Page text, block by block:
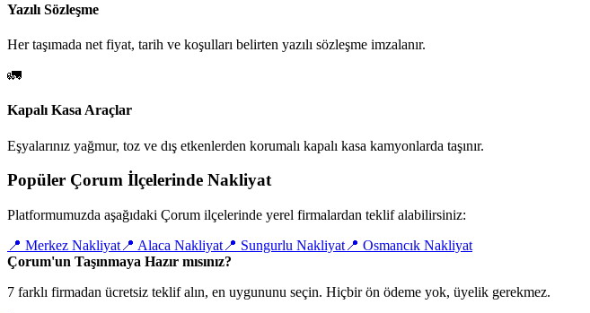
Yazılı Sözleşme
Her taşımada net fiyat, tarih ve koşulları belirten yazılı sözleşme imzalanır.
🚛
Kapalı Kasa Araçlar
Eşyalarınız yağmur, toz ve dış etkenlerden korumalı kapalı kasa kamyonlarda taşınır.
Popüler Çorum İlçelerinde Nakliyat
Platformumuzda aşağıdaki Çorum ilçelerinde yerel firmalardan teklif alabilirsiniz:
📍 Merkez Nakliyat 📍 Alaca Nakliyat 📍 Sungurlu Nakliyat 📍 Osmancık Nakliyat
Çorum'un Taşınmaya Hazır mısınız?
7 farklı firmadan ücretsiz teklif alın, en uygununu seçin. Hiçbir ön ödeme yok, üyelik gerekmez.